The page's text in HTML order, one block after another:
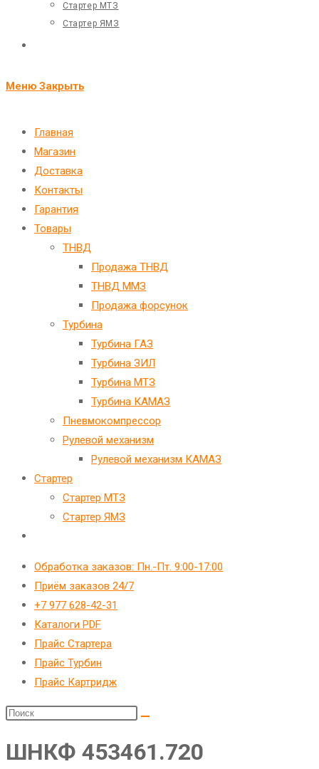
Стартер МТЗ
Стартер ЯМЗ
веб-
Меню Закрыть
Главная
Магазин
Доставка
Контакты
Гарантия
Товары
ТНВД
Продажа ТНВД
ТНВД ММЗ
Продажа форсунок
Турбина
Турбина ГАЗ
Турбина ЗИЛ
Турбина МТЗ
Турбина КАМАЗ
Пневмокомпрессор
Рулевой механизм
Рулевой механизм КАМАЗ
Стартер
Стартер МТЗ
Стартер ЯМЗ
по
веб-
сайту
Обработка заказов: Пн.-Пт. 9:00-17:00
Приём заказов 24/7
+7 977 628-42-31
Каталоги PDF
Прайс Стартера
Прайс Турбин
Прайс Картридж
ШНКФ 453461.720